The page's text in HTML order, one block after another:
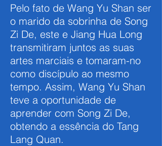
Pelo fato de Wang Yu Shan ser
o marido da sobrinha de Song
Zi De, este e Jiang Hua Long
transmitiram juntos as suas
artes marciais e tomaram-no
como discípulo ao mesmo
tempo. Assim, Wang Yu Shan
teve a oportunidade de
aprender com Song Zi De,
obtendo a essência do Tang
Lang Quan.